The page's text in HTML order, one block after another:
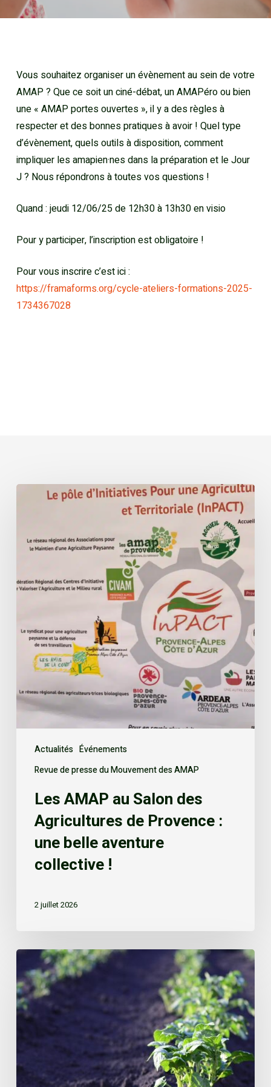
Vous souhaitez organiser un évènement au sein de votre
AMAP ? Que ce soit un ciné-débat, un AMAPéro ou bien
une « AMAP portes ouvertes », il y a des règles à
respecter et des bonnes pratiques à avoir ! Quel type
d’évènement, quels outils à disposition, comment
impliquer les amapien·nes dans la préparation et le Jour
J ? Nous répondrons à toutes vos questions !
Quand : jeudi 12/06/25 de 12h30 à 13h30 en visio
Pour y participer, l’inscription est obligatoire !
Pour vous inscrire c’est ici :
https://framaforms.org/cycle-ateliers-formations-2025-
1734367028
Actualités Événements
Revue de presse du Mouvement des AMAP
Les AMAP au Salon des
Agricultures de Provence :
une belle aventure
collective !
2 juillet 2026